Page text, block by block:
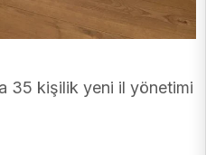
35 kişilik yeni il yönetimi